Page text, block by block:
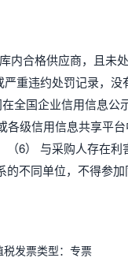
内合格供应商，且
重违约处罚记录，
全国企业信用信息公
各级信用信息共享平
（6） 与采购人存在
不同单位，不得参
发票类型：专票